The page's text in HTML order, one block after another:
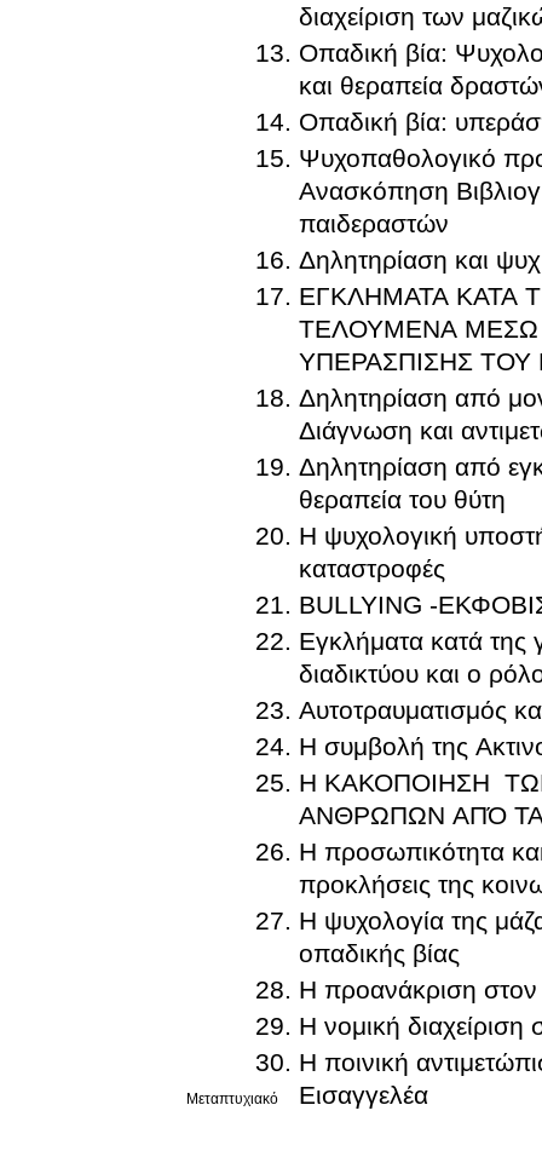
Μεταπτυχιακό
διαχείριση των
Οπαδική βία:
και θεραπεία
Οπαδική βία:
Ψυχοπαθολογικό
Ανασκόπηση
παιδεραστών
Δηλητηρίαση και
ΕΓΚΛΗΜΑΤΑ ΚΑΤΑ ΤΗΣ
ΤΕΛΟΥΜΕΝΑ ΜΕΣΩ ΔΙΑΔΙΚΤΥΟΥ ΚΑΙ
ΥΠΕΡΑΣΠΙΣΗΣ
Δηλητηρίαση από
Δηλητηρίαση από
θεραπεία του θύτη
Η ψυχολογική
καταστροφές
BULLYING -
Εγκλήματα κατά της
διαδικτύου και ο
Αυτοτραυματισμός
Η συμβολή της
Η ΚΑΚΟΠΟΙΗΣΗ
ΑΝΘΡΩΠΩΝ ΑΠΌ ΤΑ
Η προσωπικότητα
προκλήσεις της
Η ψυχολογία της
οπαδικής βίας
Η προανάκριση στον
Η νομική διαχείριση
Η ποινική
Εισαγγελέα